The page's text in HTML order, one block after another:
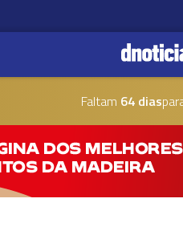
Faltam 64 dias